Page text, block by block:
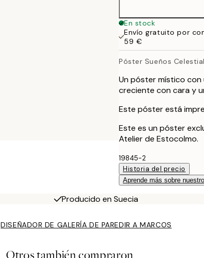
En stock
Envío gratuito por
59 €
Póster Sueños
Un póster místico
creciente con cara y
Este póster está
Este es un póster
Atelier de Estocolmo.
19845-2
Historia del precio
Aprende más sobre
Producido en Suecia
DISEÑADOR DE GALERÍA DE PAREDIR A MARCOS